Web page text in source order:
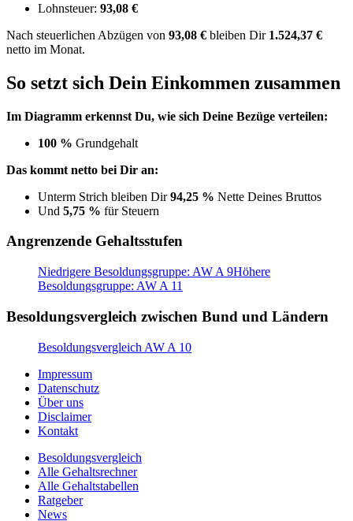
Lohnsteuer: 93,08 €
Nach steuerlichen Abzügen von 93,08 € bleiben Dir 1.524,37 €
netto im Monat.
So setzt sich Dein Einkommen zusammen
Im Diagramm erkennst Du, wie sich Deine Bezüge verteilen:
100 % Grundgehalt
Das kommt netto bei Dir an:
Unterm Strich bleiben Dir94,25 % Nette Deines Bruttos
Und 5,75 % für Steuern
Angrenzende Gehaltsstufen
Niedrigere Besoldungsgruppe: AW A 9Höhere
Besoldungsgruppe: AW A 11
Besoldungsvergleich zwischen Bund und Ländern
Besoldungsvergleich AW A 10
Impressum
Datenschutz
Über uns
Disclaimer
Kontakt
Besoldungsvergleich
Alle Gehaltsrechner
Alle Gehaltstabellen
Ratgeber
News